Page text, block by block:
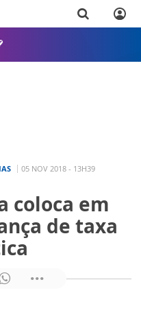
05 NOV 2018 - 13H39
coloca em
de taxa